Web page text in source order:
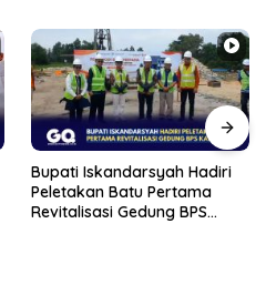
Bupati Iskandarsyah Hadiri
Peletakan Batu Pertama
Revitalisasi Gedung BPS